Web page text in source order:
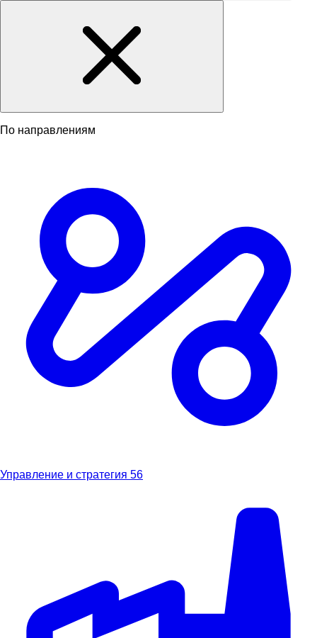
По направлениям
Управление и стратегия 56